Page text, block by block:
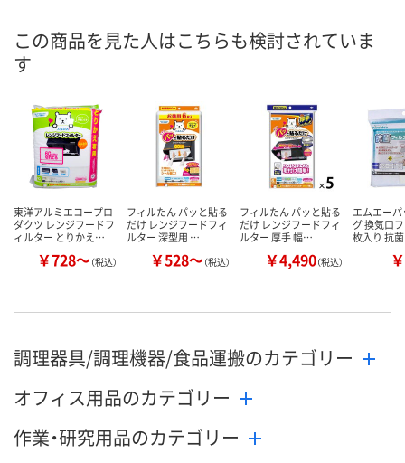
8月11日（火）
カゴへ カゴへ カ
この商品を見た人はこちらも検討されていま
す
東洋アルミエコープロ
ダクツ レンジフードフ
ィルター とりかえ…
￥728～（税込）
フィルたん パッと貼る
だけ レンジフードフィ
ルター 深型用 …
￥528～（税込）
フィルたん パッと貼る
だけ レンジフードフィ
ルター 厚手 幅…
￥4,490（税込）
エムエー
グ 換気口
枚入り 抗
調理器具/調理機器/食品運搬のカテゴリー
オフィス用品のカテゴリー
作業・研究用品のカテゴリー